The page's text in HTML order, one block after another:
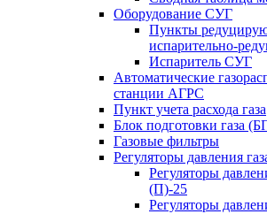
Оборудование СУГ
Пункты
испарительно-
Испаритель СУГ
Автоматические
станции АГРС
Пункт учета расхода газа
Блок подготовки газа
Газовые фильтры
Регуляторы давления
Регуляторы
(П)-25
Регуляторы